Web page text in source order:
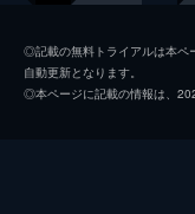
◎記載の無料トライアルは本ペ
自動更新となります。
◎本ページに記載の情報は、